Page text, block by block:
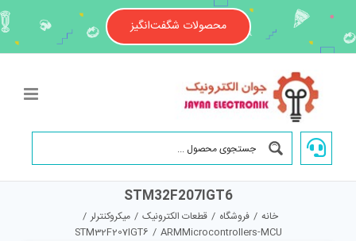
content
محصولات شگفت‌انگیز
STM32F207IGT6
خانه / فروشگاه / قطعات الکترونیک / میکروکنترلر /
ARMMicrocontrollers-MCU
/
STM32F207IGT6